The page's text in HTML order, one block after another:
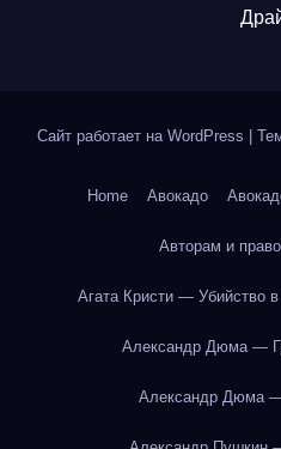
Сайт работает на WordPress
Home Авокадо
Авторам и
Агата Кристи — Убийство
Александр Дюма —
Александр Дюма